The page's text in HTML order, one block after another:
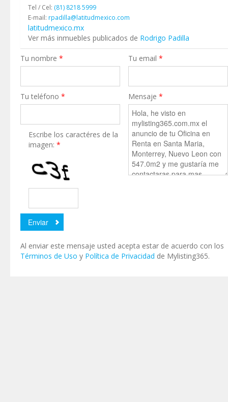
Tel / Cel: (81) 8218 5999
E-mail: rpadilla@latitudmexico.com
latitudmexico.mx
Ver más inmuebles publicados de Rodrigo Padilla
Tu nombre * Tu email*
Tu teléfono * Mensaje*
Escribe los caractéres de la
imagen:*
Al enviar este mensaje usted acepta estar de acuerdo con los
Términos de Uso y Política de Privacidad de Mylisting365.